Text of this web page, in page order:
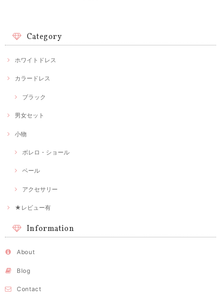
Category
ホワイトドレス
カラードレス
ブラック
男女セット
小物
ボレロ・ショール
ベール
アクセサリー
★レビュー有
Information
About
Blog
Contact